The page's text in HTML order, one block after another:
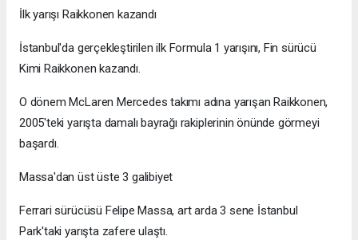
İlk yarışı Raikkonen kazandı
İstanbul'da gerçekleştirilen ilk Formula 1 yarışını, Fin sürücü
Kimi Raikkonen kazandı.
O dönem McLaren Mercedes takımı adına yarışan Raikkonen,
2005'teki yarışta damalı bayrağı rakiplerinin önünde görmeyi
başardı.
Massa'dan üst üste 3 galibiyet
Ferrari sürücüsü Felipe Massa, art arda 3 sene İstanbul
Park'taki yarışta zafere ulaştı.